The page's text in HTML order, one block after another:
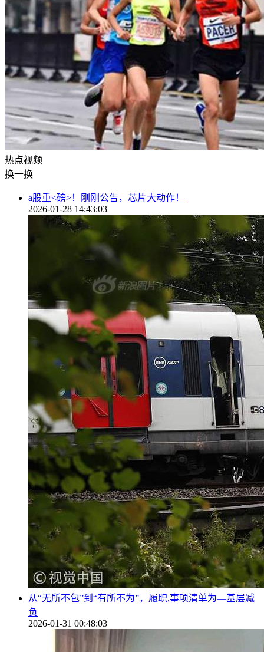
热点视频
换一换
a股重<磅>！刚刚公告，芯片大动作！
2026-01-28 14:43:03
从“无所不包”到“有所不为”，履职,事项清单为—基层减
负
2026-01-31 00:48:03